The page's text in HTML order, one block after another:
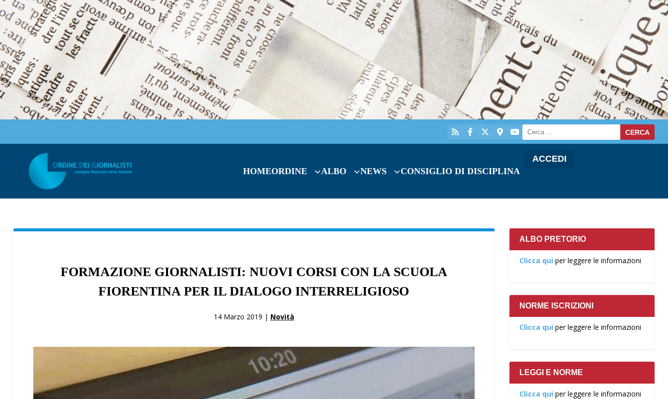
HOMEORDINE ALBO NEWS CONSIGLIO DI DISCIPLINA
ACCEDI
FORMAZIONE GIORNALISTI: NUOVI CORSI CON LA SCUOLA
FIORENTINA PER IL DIALOGO INTERRELIGIOSO
14 Marzo 2019 | Novità
ALBO PRETORIO
Clicca qui per leggere le informazioni
NORME ISCRIZIONI
Clicca qui per leggere le informazioni
LEGGI E NORME
Clicca qui per leggere le informazioni